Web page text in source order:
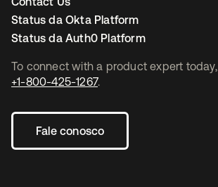
To connect with a product expert today,
+1-800-425-1267.
Fale conosco
Status da Okta Platform
Status da Auth0 Platform